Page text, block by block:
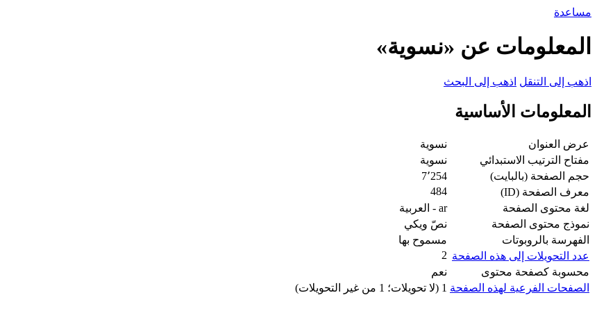
مساعدة
المعلومات عن «نسوية»
اذهب إلى التنقل اذهب إلى البحث
المعلومات الأساسية
عرض العنوان
نسوية
مفتاح الترتيب الاستبدائي
نسوية
حجم الصفحة (بالبايت)
7٬254
معرف الصفحة (ID)
484
لغة محتوى الصفحة
ar - العربية
نموذج محتوى الصفحة
نصّ ويكي
الفهرسة بالروبوتات
مسموح بها
عدد التحويلات إلى هذه الصفحة 2
محسوبة كصفحة محتوى
نعم
الصفحات الفرعية لهذه الصفحة 1 (لا تحويلات؛ 1 من غير التحويلات)